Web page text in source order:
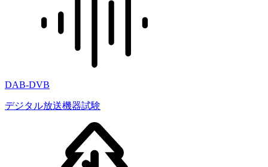
DAB-DVB
デジタル放送機器試験